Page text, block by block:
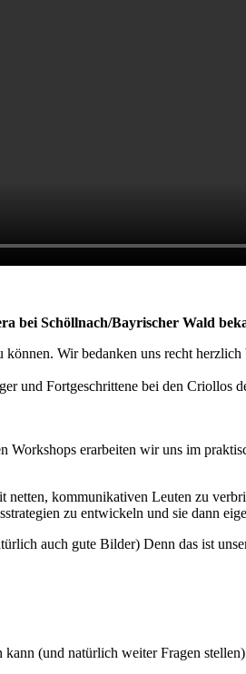
bei Schöllnach/Bayrischer Wald
Wir bedanken uns recht
und Fortgeschrittene bei den Criollos
Workshops erarbeiten wir uns im
kommunikativen Leuten zu
zu entwickeln und sie dann
auch gute Bilder) Denn das ist
(und natürlich weiter Fragen